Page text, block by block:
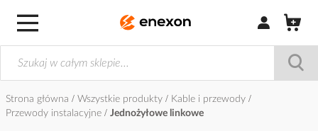
Zaloguj się /
Strona główna Wszystkie produkty
Kable i przewody
Przewody instalacyjne
Jednożyłowe linkowe